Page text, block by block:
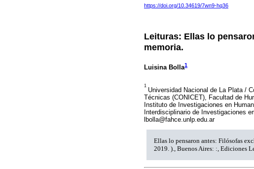
https://doi.org/10.34619/7wn9-hq36
Leituras: Ellas lo
memoria.
Luisina Bolla1
1
Universidad Nacional de La Plata /
Técnicas (CONICET), Facultad de
Instituto de Investigaciones en
Interdisciplinario de Investigaciones
lbolla@fahce.unlp.edu.ar
Ellas lo pensaron antes: Filósofas
2019. )., Buenos Aires: :, Ediciones